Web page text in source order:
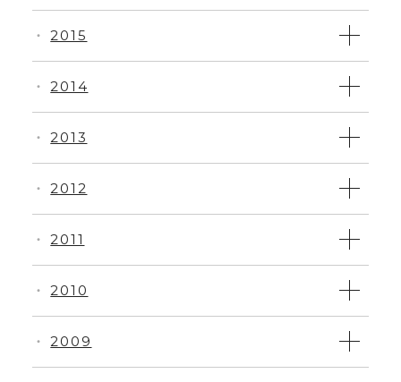
・ 2009
・ 2010
・ 2011
・ 2012
・ 2013
・ 2014
・ 2015